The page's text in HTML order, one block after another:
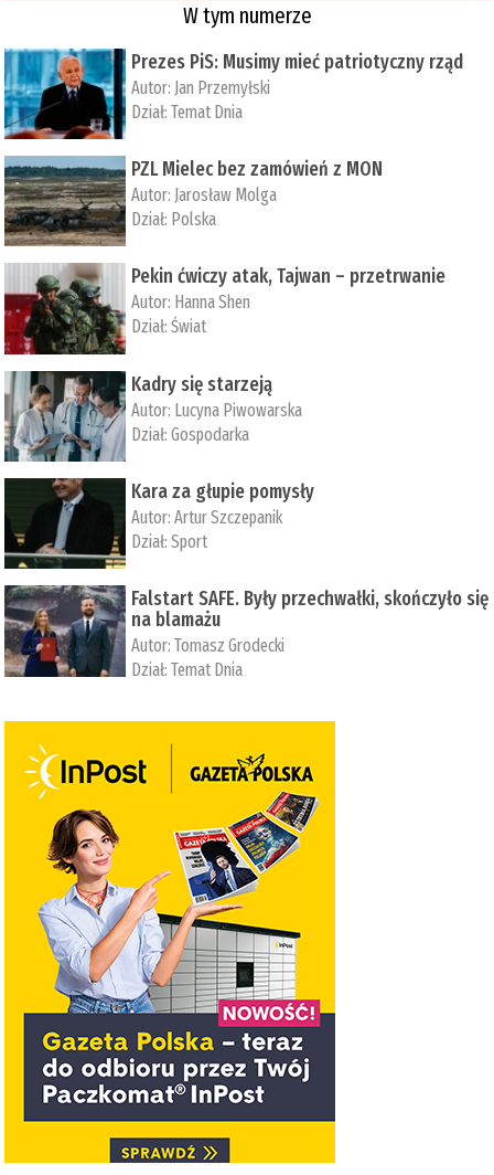
W tym numerze
Prezes PiS: Musimy mieć patriotyczny rząd
Autor: Jan Przemyłski
Dział:Temat Dnia
PZL Mielec bez zamówień z MON
Autor: Jarosław Molga
Dział: Polska
Pekin ćwiczy atak, Tajwan – przetrwanie
Autor: ­Hanna Shen
Dział:Świat
Kadry się starzeją
Autor: Lucyna Piwowarska
Dział:Gospodarka
Kara za głupie pomysły
Autor:Artur Szczepanik
Dział:Sport
Falstart SAFE. Były przechwałki, skończyło się
na blamażu
Autor:Tomasz Grodecki
Dział:Temat Dnia